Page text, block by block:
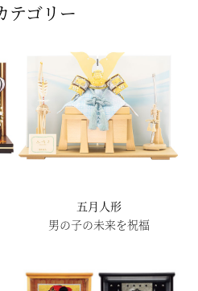
テゴリー
五月人形
男の子の未来を祝福